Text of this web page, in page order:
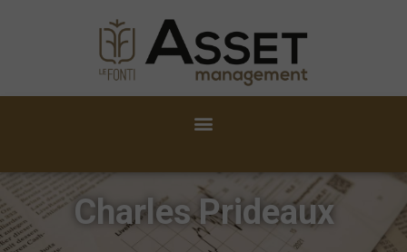
Charles Prideaux